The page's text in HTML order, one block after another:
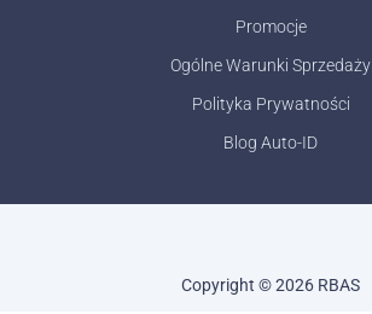
Promocje
Ogólne Warunki Sprzedaży
Polityka Prywatności
Blog Auto-ID
Copyright © 2026 RBAS